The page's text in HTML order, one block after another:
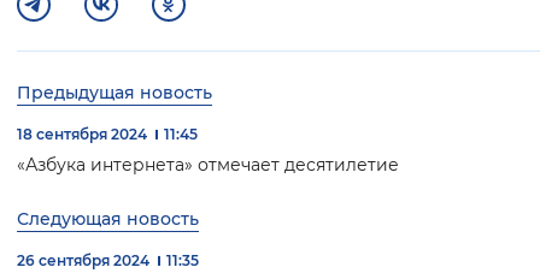
Предыдущая новость
18 сентября 2024 11:45
«Азбука интернета» отмечает десятилетие
Следующая новость
26 сентября 2024 11:35